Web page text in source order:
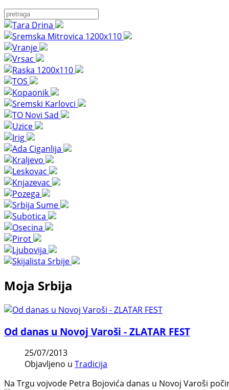
Moja Srbija
Od danas u Novoj Varoši - ZLATAR FEST
25/07/2013
Objavljeno u Tradicija
Na Trgu vojvode Petra Bojovića danas u Novoj Varoši